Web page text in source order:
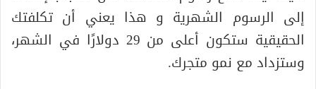
إلى الرسوم الشهرية و هذا يعني أن تكلفتك
الحقيقية ستكون أعلى من 29 دولارًا في الشهر،
وستزداد مع نمو متجرك.